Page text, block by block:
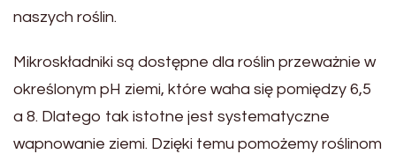
naszych roślin.
Mikroskładniki są dostępne dla roślin przeważnie w
określonym pH ziemi, które waha się pomiędzy 6,5
a 8. Dlatego tak istotne jest systematyczne
wapnowanie ziemi. Dzięki temu pomożemy roślinom